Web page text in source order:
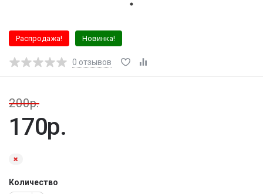
Распродажа! Новинка!
0 отзывов
200р.
170р.
Количество